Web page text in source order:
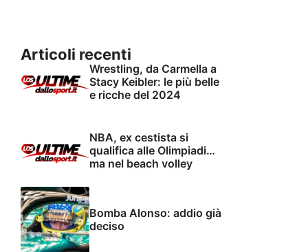
Articoli recenti
Wrestling, da Carmella a
Stacy Keibler: le più belle
e ricche del 2024
NBA, ex cestista si
qualifica alle Olimpiadi…
ma nel beach volley
Bomba Alonso: addio già
deciso